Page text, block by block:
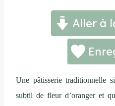
Aller à
Une pâtisserie traditionnelle
subtil de fleur d’oranger et